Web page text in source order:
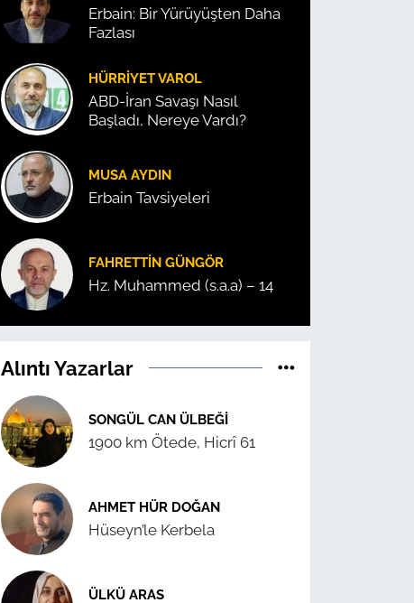
Erbain: Bir Yürüyüşten Daha
Fazlası
HÜRRIYET VAROL
ABD-İran Savaşı Nasıl
Başladı, Nereye Vardı?
MUSA AYDIN
Erbain Tavsiyeleri
FAHRETTIN GÜNGÖR
Hz. Muhammed (s.a.a) – 14
Alıntı Yazarlar
SONGÜL CAN ÜLBEĞI
1900 km Ötede, Hicrî 61
AHMET HÜR DOĞAN
Hüseyn’le Kerbela
ÜLKÜ ARAS